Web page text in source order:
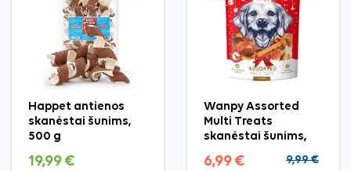
Happet antienos
skanėstai šunims,
500 g
19,99 €
Wanpy Assorted
Multi Treats
skanėstai šunims,
6,99 € 9,99 €